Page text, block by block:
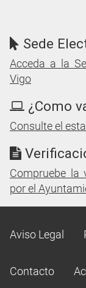
Sede
Acceda a la
Vigo
¿Como
Consulte el
Compruebe la
por el
Aviso Legal
Contacto